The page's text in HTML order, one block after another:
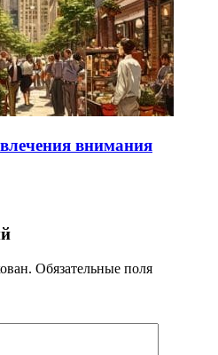
внимания
Обязательные поля